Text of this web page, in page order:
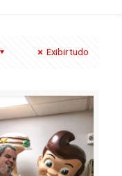
Exibir tudo